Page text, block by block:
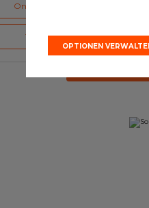
Online-Kostenvoranschlag
Terminvereinbarung
OPTIONEN